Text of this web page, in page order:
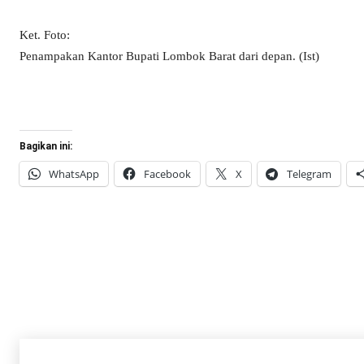
Ket. Foto:
Penampakan Kantor Bupati Lombok Barat dari depan. (Ist)
Bagikan ini:
WhatsApp Facebook X Telegram